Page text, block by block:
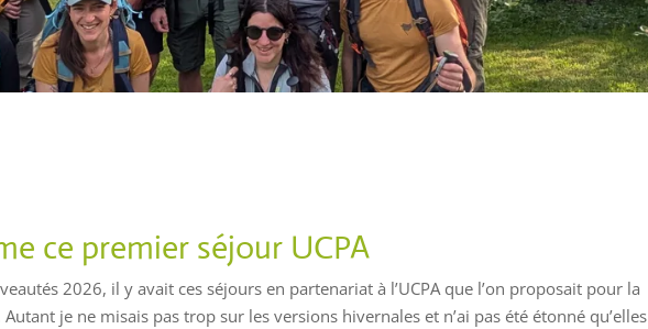
ce premier séjour UCPA
2026, il y avait ces séjours en partenariat à l’UCPA que l’on proposait pour la
je ne misais pas trop sur les versions hivernales et n’ai pas été étonné qu’elles